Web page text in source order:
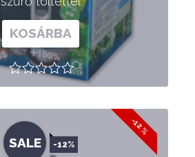
KOSÁRBA
-12 %
SALE -12%